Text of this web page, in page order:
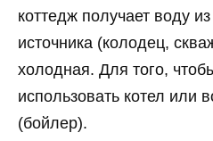
коттедж получает воду
источника (колодец,
холодная. Для того,
использовать котел или
(бойлер).